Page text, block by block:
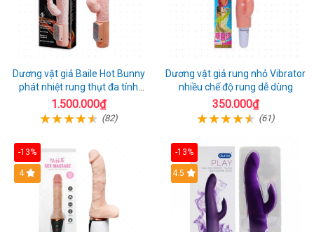
Dương vật giả Baile Hot Bunny
phát nhiệt rung thụt đa tính
năng sạc điện
1.500.000₫
(82)
Dương vật giả rung nhỏ Vibrator
nhiều chế độ rung dễ dùng
350.000₫
(61)
-13%
Hot
4
-13%
Hot
4.5